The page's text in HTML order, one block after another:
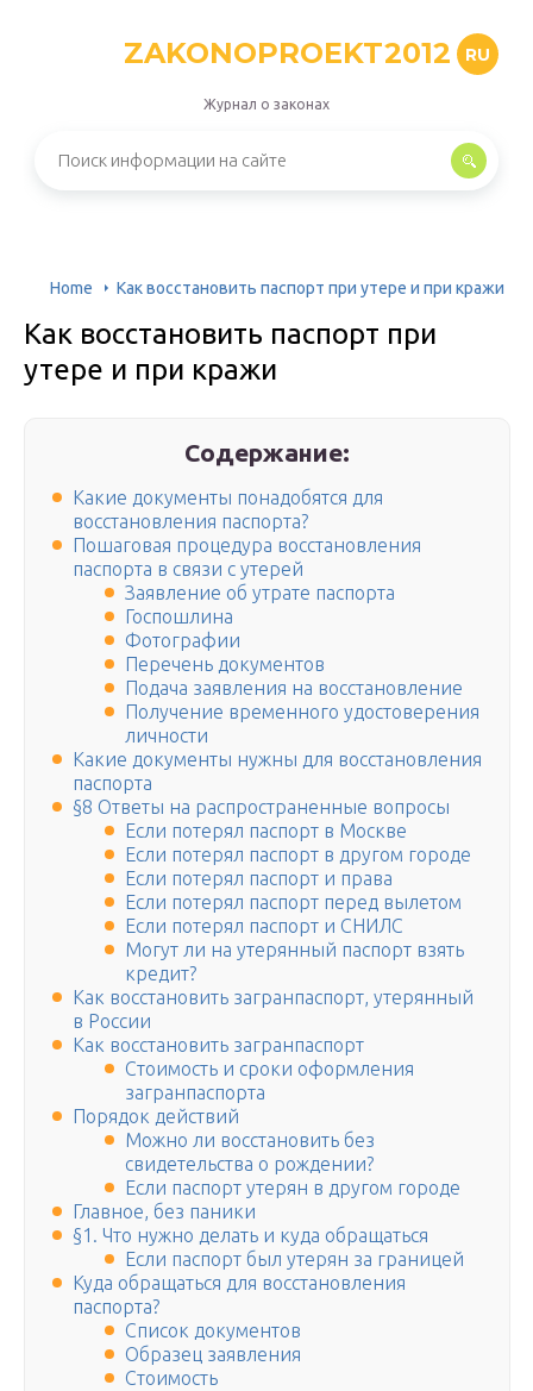
ZAKONOPROEKT2012 RU
Журнал о законах
Home Как восстановить паспорт при утере и при кражи
Как восстановить паспорт при
утере и при кражи
Содержание:
Какие документы понадобятся для
восстановления паспорта?
Пошаговая процедура восстановления
паспорта в связи с утерей
Заявление об утрате паспорта
Госпошлина
Фотографии
Перечень документов
Подача заявления на восстановление
Получение временного удостоверения
личности
Какие документы нужны для восстановления
паспорта
§8 Ответы на распространенные вопросы
Если потерял паспорт в Москве
Если потерял паспорт в другом городе
Если потерял паспорт и права
Если потерял паспорт перед вылетом
Если потерял паспорт и СНИЛС
Могут ли на утерянный паспорт взять
кредит?
Как восстановить загранпаспорт, утерянный
в России
Как восстановить загранпаспорт
Стоимость и сроки оформления
загранпаспорта
Порядок действий
Можно ли восстановить без
свидетельства о рождении?
Если паспорт утерян в другом городе
Главное, без паники
§1. Что нужно делать и куда обращаться
Если паспорт был утерян за границей
Куда обращаться для восстановления
паспорта?
Список документов
Образец заявления
Стоимость